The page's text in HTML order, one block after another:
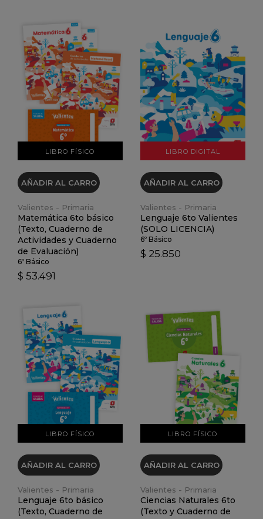
LIBRO FÍSICO
VER DETALLES
AÑADIR AL CARRO
Valientes - Primaria
Matemática 6to básico
(Texto, Cuaderno de
Actividades y Cuaderno
de Evaluación)
6º Básico
$ 53.491
LIBRO DIGITAL
VER DETALLES
AÑADIR AL CARRO
Valientes - Primaria
Lenguaje 6to Valientes
(SOLO LICENCIA)
6º Básico
$ 25.850
LIBRO FÍSICO
VER DETALLES
AÑADIR AL CARRO
Valientes - Primaria
Lenguaje 6to básico
(Texto, Cuaderno de
LIBRO FÍSICO
VER DETALLES
AÑADIR AL CARRO
Valientes - Primaria
Ciencias Naturales 6to
(Texto y Cuaderno de